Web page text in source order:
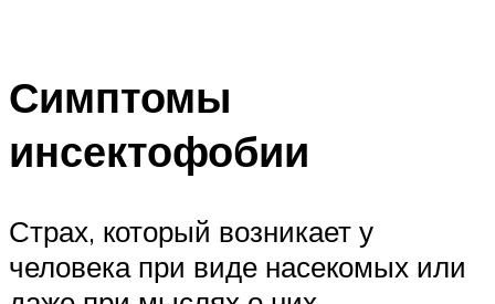
Симптомы
инсектофобии
Страх, который возникает у
человека при виде насекомых или